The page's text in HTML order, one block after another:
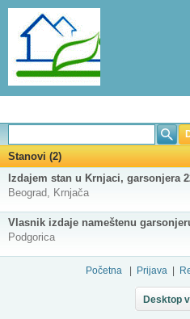
Stanovi (2)
Izdajem stan u Krnjaci, garsonjera
Beograd, Krnjača
Vlasnik izdaje nameštenu
Podgorica
Početna Prijava
Desktop